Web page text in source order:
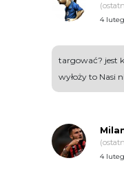
4
targować? jest
wyłoży to Nasi
4